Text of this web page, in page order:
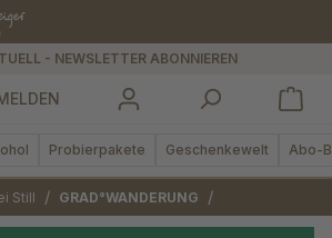
- NEWSLETTER ABONNIEREN
Probierpakete Geschenkewelt Abo-
Still / GRAD°WANDERUNG /